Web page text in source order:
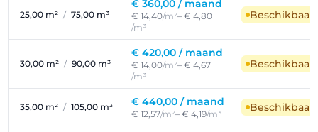
25,00 m² / 75,00 m³
€ 360,00 / maand
€ 14,40/m²– € 4,80
/m³
30,00 m² / 90,00 m³
€ 420,00 / maand
€ 14,00/m²– € 4,67
/m³
35,00 m² / 105,00 m³ € 440,00 / maand
€ 12,57/m²– € 4,19/m³